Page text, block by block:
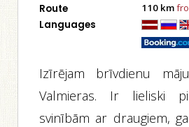
Route 110 km
Languages
Izīrējam brīvdienu
Valmieras. Ir lieliski
svinībām ar draugiem,